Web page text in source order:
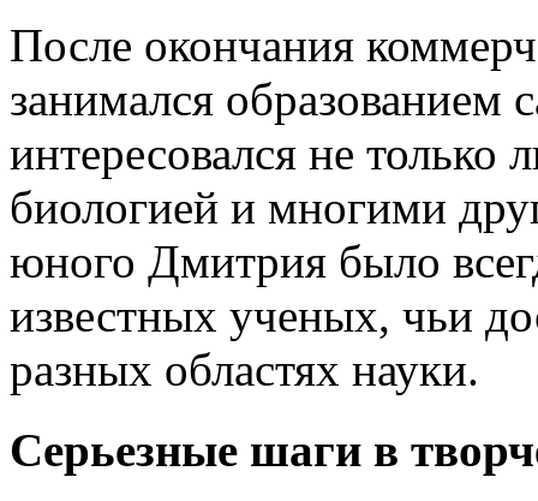
После окончания
занимался образованием
интересовался не только
биологией и многими
юного Дмитрия было
известных ученых, чьи
разных областях науки.
Серьезные шаги в